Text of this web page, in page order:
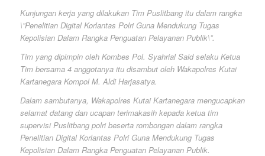
Kunjungan kerja yang dilakukan Tim Puslitbang itu dalam rangka
\”Penelitian Digital Korlantas Polri Guna Mendukung Tugas
Kepolisian Dalam Rangka Penguatan Pelayanan Publik\”.
Tim yang dipimpin oleh Kombes Pol. Syahrial Said selaku Ketua
Tim bersama 4 anggotanya itu disambut oleh Wakapolres Kutai
Kartanegara Kompol M. Aldi Harjasatya.
Dalam sambutanya, Wakapolres Kutai Kartanegara mengucapkan
selamat datang dan ucapan terimakasih kepada ketua tim
supervisi Puslitbang polri beserta rombongan dalam rangka
Penelitian Digital Korlantas Polri Guna Mendukung Tugas
Kepolisian Dalam Rangka Penguatan Pelayanan Publik.